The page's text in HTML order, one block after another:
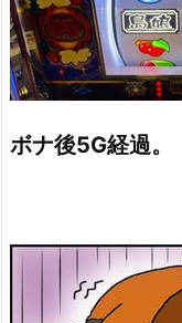
ボナ後5G経過。